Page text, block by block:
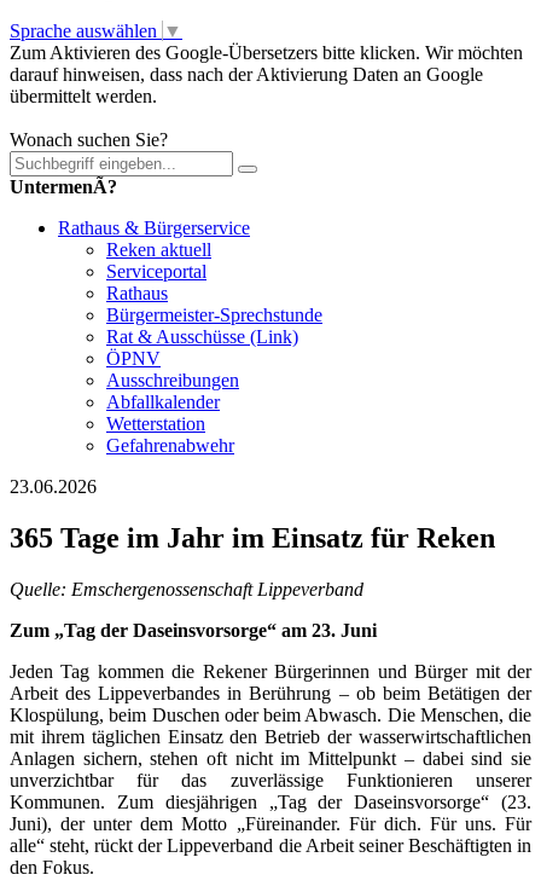
Sprache auswählen ▼
Zum Aktivieren des Google-Übersetzers bitte klicken. Wir möchten
darauf hinweisen, dass nach der Aktivierung Daten an Google
übermittelt werden.
Wonach suchen Sie?
UntermenÃ?
Rathaus & Bürgerservice
Reken aktuell
Serviceportal
Rathaus
Bürgermeister-Sprechstunde
Rat & Ausschüsse (Link)
ÖPNV
Ausschreibungen
Abfallkalender
Wetterstation
Gefahrenabwehr
23.06.2026
365 Tage im Jahr im Einsatz für Reken
Quelle: Emschergenossenschaft Lippeverband
Zum „Tag der Daseinsvorsorge“ am 23. Juni
Jeden Tag kommen die Rekener Bürgerinnen und Bürger mit der
Arbeit des Lippeverbandes in Berührung – ob beim Betätigen der
Klospülung, beim Duschen oder beim Abwasch. Die Menschen, die
mit ihrem täglichen Einsatz den Betrieb der wasserwirtschaftlichen
Anlagen sichern, stehen oft nicht im Mittelpunkt – dabei sind sie
unverzichtbar für das zuverlässige Funktionieren unserer
Kommunen. Zum diesjährigen „Tag der Daseinsvorsorge“ (23.
Juni), der unter dem Motto „Füreinander. Für dich. Für uns. Für
alle“ steht, rückt der Lippeverband die Arbeit seiner Beschäftigten in
den Fokus.